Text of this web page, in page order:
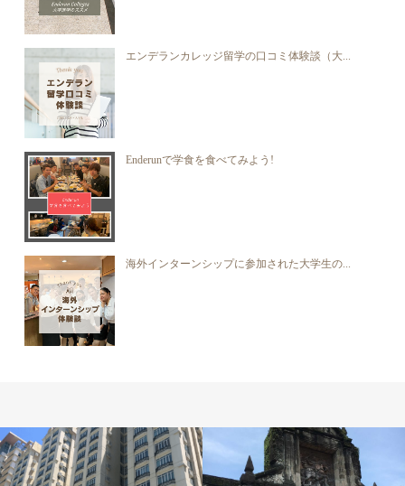
エンデランカレッジ留学の口コミ体験談（大...
Enderunで学食を食べてみよう!
海外インターンシップに参加された大学生の...